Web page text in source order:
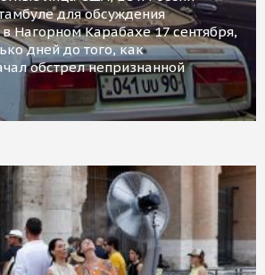
для обсуждения
в Нагорном Карабахе 17 сентября,
дней до того, как
обстрел непризнанной